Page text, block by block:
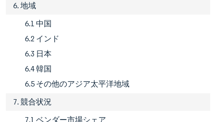
6. 地域
6.1 中国
6.2 インド
6.3 日本
6.4 韓国
6.5 その他のアジア太平洋地域
7. 競合状況
7.1 ベンダー市場シェア